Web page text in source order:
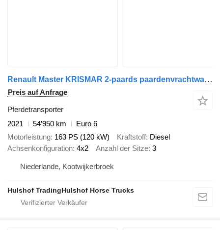
Renault Master KRISMAR 2-paards paardenvrachtwagen
Preis auf Anfrage
Pferdetransporter
2021
54’950 km
Euro 6
Motorleistung 163 PS (120 kW) Kraftstoff Diesel
Achsenkonfiguration 4x2 Anzahl der Sitze 3
Niederlande, Kootwijkerbroek
Hulshof TradingHulshof Horse Trucks